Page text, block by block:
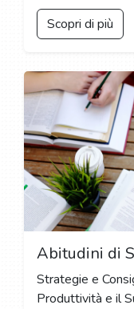
Scopri di più
Strategie e
Produttività e il